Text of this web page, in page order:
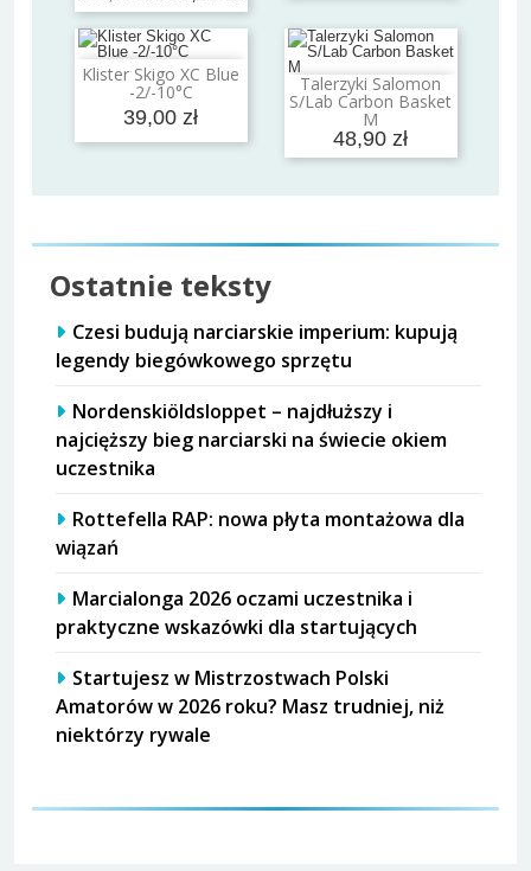
Klister Skigo XC Blue
-2/-10°C
39,00 zł
Dodaj do koszyka Talerzyki Salomon
S/Lab Carbon Basket
M
48,90 zł
Dodaj do koszyka
Ostatnie teksty
Czesi budują narciarskie imperium: kupują
legendy biegówkowego sprzętu
Nordenskiöldsloppet – najdłuższy i
najcięższy bieg narciarski na świecie okiem
uczestnika
Rottefella RAP: nowa płyta montażowa dla
wiązań
Marcialonga 2026 oczami uczestnika i
praktyczne wskazówki dla startujących
Startujesz w Mistrzostwach Polski
Amatorów w 2026 roku? Masz trudniej, niż
niektórzy rywale